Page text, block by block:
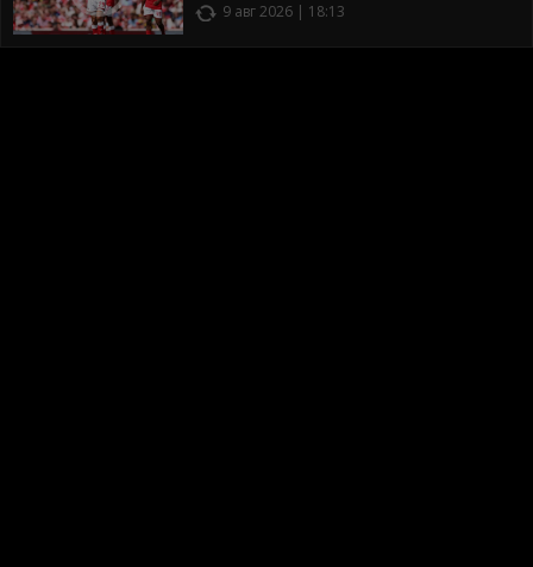
9 авг 2026 | 18:13